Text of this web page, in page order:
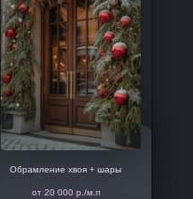
Обрамление хвоя + шары
от 20 000 р./м.п